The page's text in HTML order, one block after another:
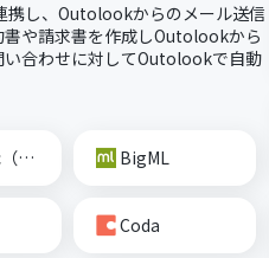
し、Outolookからのメール送信
や請求書を作成しOutolookから
い合わせに対してOutolookで自動
Anthropic（Claude） BigML
Coda